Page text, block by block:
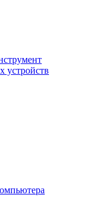
устройств